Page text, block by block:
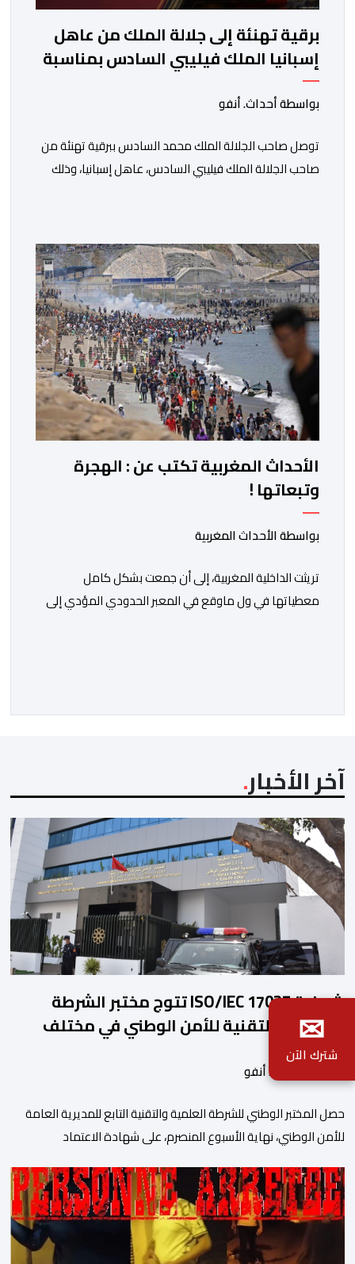
برقية تهنئة إلى جلالة الملك من عاهل
إسبانيا الملك فيليبي السادس بمناسبة
عيد العرش المجيد
بواسطة أحداث. أنفو
توصل صاحب الجلالة الملك محمد السادس ببرقية تهنئة من
صاحب الجلالة الملك فيليبي السادس، عاهل إسبانيا، وذلك
باسمه الخاص وباسم الحكومة والشعب الإسبانيين، عن أحر
تهانيه وأطيب تمنياته بالسعادة والصحة لشقيقه جلالة
الملك، وبالمزيد من الازدهار والرفاه للشعب المغربي. […]
الأحداث المغربية تكتب عن : الهجرة
وتبعاتها !
بواسطة الأحداث المغربية
تريثت الداخلية المغربية، إلى أن جمعت بشكل كامل
معطياتها في ول ماوقع في المعبر الحدودي المؤدي إلى
الحقائق، […]
آخر الأخبار
شهادة ISO/IEC 17025 تتوج مختبر الشرطة
العلمية والتقنية للأمن الوطني في مختلف
الخبرات الجنائية
بواسطة أحداث. أنفو
حصل المختبر الوطني للشرطة العلمية والتقنية التابع للمديرية العامة
للأمن الوطني، نهاية الأسبوع المنصرم، على شهادة الاعتماد
مختلف التخصصات والخبرات الشرعية، بما فيها فروع البيولوجيا والكيمياء،
وتدقيق وفحص الوثائق، والحرائق والمتفجرات، وكذا الآثار الرقمية
والمخدرات والمواد السمومية.وكانت المنظمة الأمريكية للاعتماد
والتقييس ″The ANSI National Accreditation Board″، المختصة […]
✉
شترك الآن